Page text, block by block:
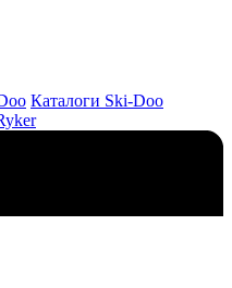
Каталоги Ski-Doo